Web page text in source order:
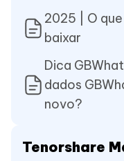
2025 | O
baixar
Dica
dados
novo?
Tenorshare